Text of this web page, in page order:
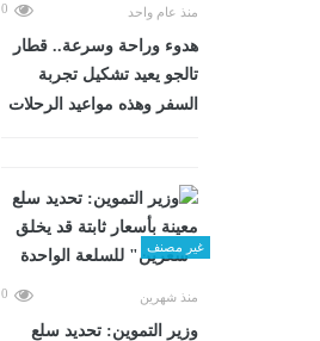
منذ عام واحد 0
هدوء وراحة وسرعة.. قطار
تالجو يعيد تشكيل تجربة
السفر وهذه مواعيد الرحلات
غير مصنف
منذ شهرين 0
وزير التموين: تحديد سلع